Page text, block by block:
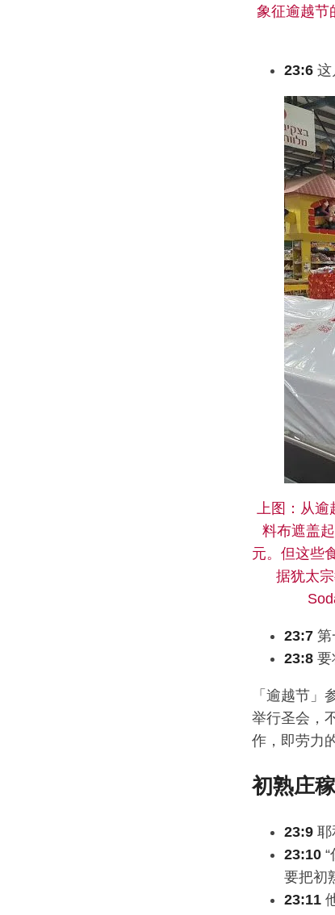
象征逾越节
23:6 这
上图：从逾
料布遮盖
元。但这些
据犹太
23:7 第
23:8 要
「逾越节
举行圣会，
作，即劳力
初熟庄
23:9 耶
23:10
要把初
23:11